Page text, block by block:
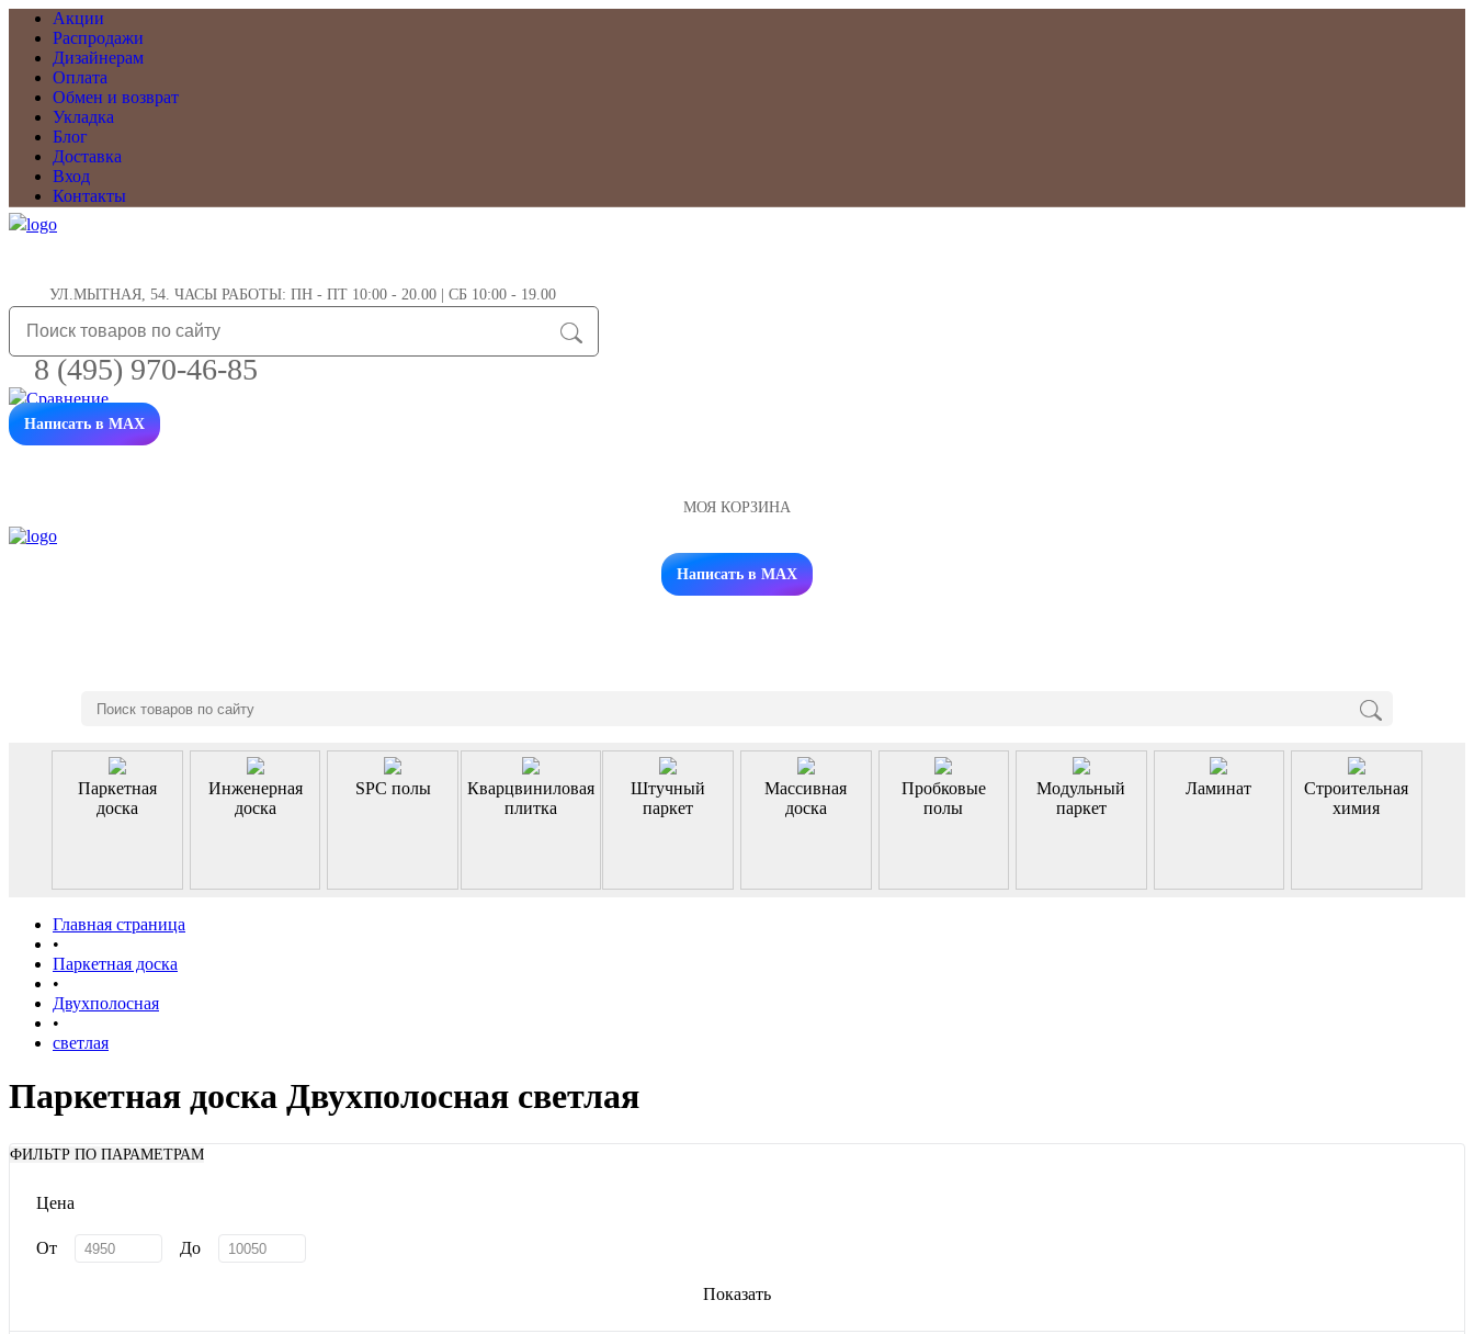
Акции
Распродажи
Дизайнерам
Оплата
Обмен и возврат
Укладка
Блог
Доставка
Вход
Контакты
УЛ.МЫТНАЯ, 54. ЧАСЫ РАБОТЫ: ПН - ПТ 10:00 - 20.00 | СБ 10:00 - 19.00
8 (495) 970-46-85
Написать в MAX
МОЯ КОРЗИНА
Заказать звонок
Написать в MAX
Паркетная
доска
Инженерная
доска
SPC полы
Кварцвиниловая
плитка
Штучный
паркет
Массивная
доска
Пробковые
полы
Модульный
паркет
Ламинат
Строительная
химия
Главная страница
•
Паркетная доска
•
Двухполосная
•
светлая
Паркетная доска Двухполосная светлая
ФИЛЬТР ПО ПАРАМЕТРАМ
Цена
От До
Показать